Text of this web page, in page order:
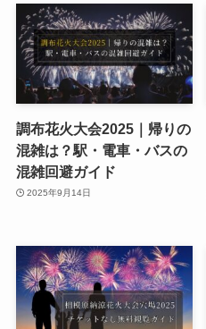
調布花火大会2025｜帰りの
混雑は？駅・電車・バスの
混雑回避ガイド
2025年9月14日